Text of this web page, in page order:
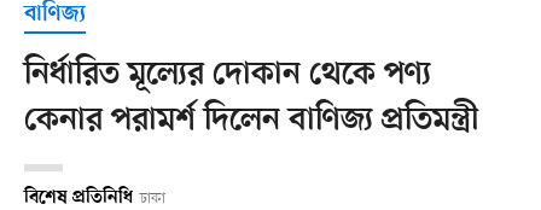
বাণিজ্য
নির্ধারিত মূল্যের দোকান থেকে পণ্য
কেনার পরামর্শ দিলেন বাণিজ্য প্রতিমন্ত্রী
বিশেষ প্রতিনিধি ঢাকা